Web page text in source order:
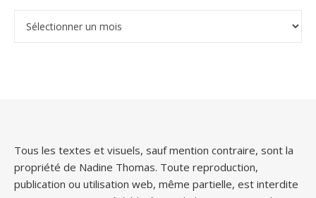
Tous les textes et visuels, sauf mention contraire, sont la
propriété de Nadine Thomas. Toute reproduction,
publication ou utilisation web, même partielle, est interdite